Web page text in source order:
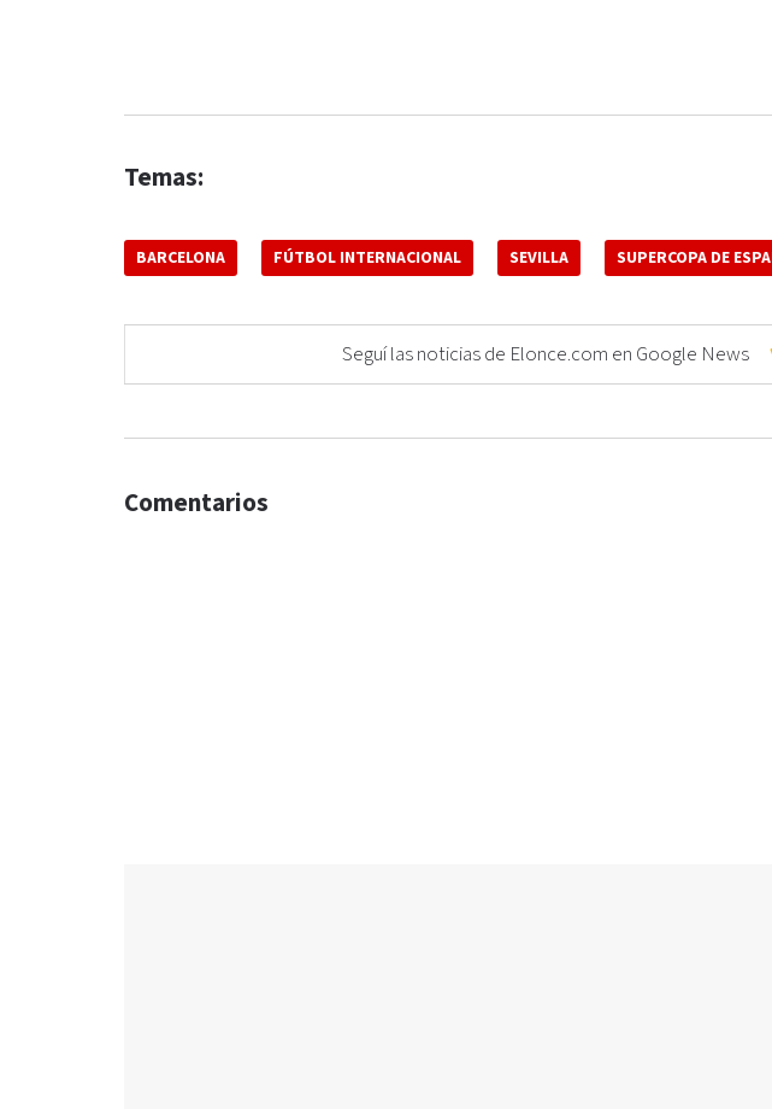
Temas:
BARCELONA FÚTBOL INTERNACIONAL SEVILLA SUPERCOPA DE
Seguí las noticias de Elonce.com en Google News
Comentarios